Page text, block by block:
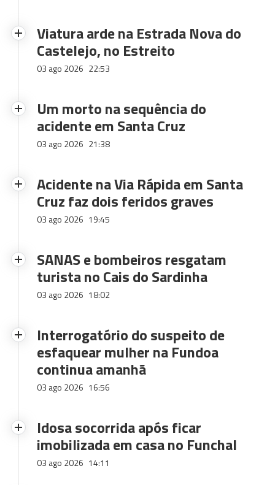
Viatura arde na Estrada Nova do
Castelejo, no Estreito
03 ago 2026 22:53
Um morto na sequência do
acidente em Santa Cruz
03 ago 2026 21:38
Acidente na Via Rápida em Santa
Cruz faz dois feridos graves
03 ago 2026 19:45
SANAS e bombeiros resgatam
turista no Cais do Sardinha
03 ago 2026 18:02
Interrogatório do suspeito de
esfaquear mulher na Fundoa
continua amanhã
03 ago 2026 16:56
Idosa socorrida após ficar
imobilizada em casa no Funchal
03 ago 2026 14:11